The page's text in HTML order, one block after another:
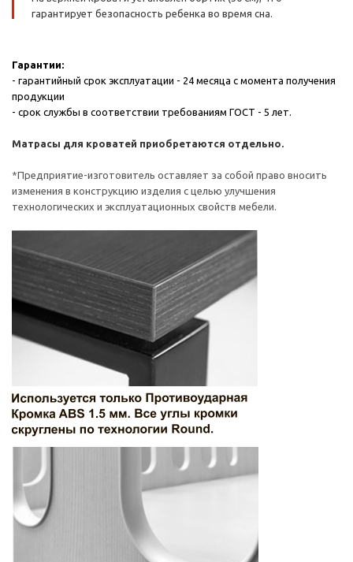
гарантирует безопасность ребенка во время сна.
Гарантии:
- гарантийный срок эксплуатации - 24 месяца с момента получения
продукции
- срок службы в соответствии требованиям ГОСТ - 5 лет.
Матрасы для кроватей приобретаются отдельно.
*Предприятие-изготовитель оставляет за собой право вносить
изменения в конструкцию изделия с целью улучшения
технологических и эксплуатационных свойств мебели.